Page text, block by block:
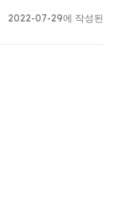
2022-07-29에 작성된